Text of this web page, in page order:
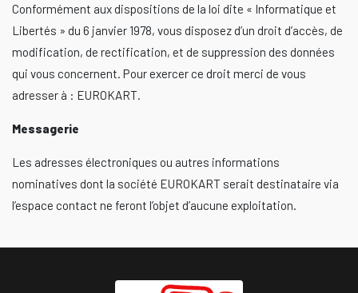
Conformément aux dispositions de la loi dite « Informatique et
Libertés » du 6 janvier 1978, vous disposez d’un droit d’accès, de
modification, de rectification, et de suppression des données
qui vous concernent. Pour exercer ce droit merci de vous
adresser à : EUROKART.
Messagerie
Les adresses électroniques ou autres informations
nominatives dont la société EUROKART serait destinataire via
l’espace contact ne feront l’objet d’aucune exploitation.